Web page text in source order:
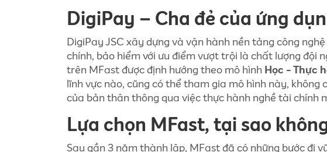
DigiPay – Cha đẻ của ứng
DigiPay JSC xây dựng và vận hành nền tảng công
chính, bảo hiểm với ưu điểm vượt trội là chất lượng đội
trên MFast được định hướng theo mô hình Học - Thực
lĩnh vực nào, cũng có thể tham gia mô hình này,
của bản thân thông qua việc thực hành nghề tài chính
Lựa chọn MFast, tại sao
Sau gần 3 năm thành lập, MFast đã có những bước đi